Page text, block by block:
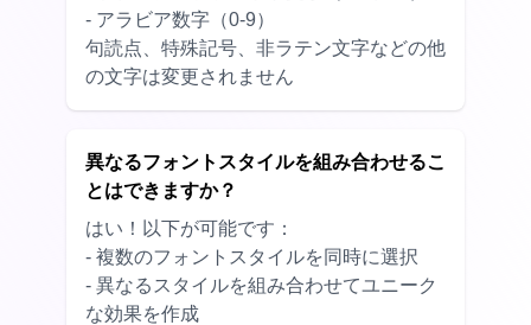
- アラビア数字（0-9）
句読点、特殊記号、非ラテン文字などの他
の文字は変更されません
異なるフォントスタイルを組み合わせるこ
とはできますか？
はい！以下が可能です：
- 複数のフォントスタイルを同時に選択
- 異なるスタイルを組み合わせてユニーク
な効果を作成